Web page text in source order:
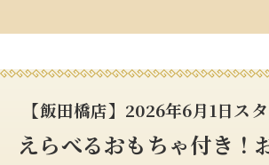
【飯田橋店】 2026年6月1日スタ
えらべるおもちゃ付き！